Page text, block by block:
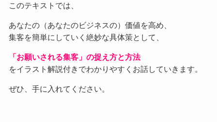
このテキストでは、
あなたの（あなたのビジネスの）価値を高め、
集客を簡単にしていく絶妙な具体策として、
「お願いされる集客」の捉え方と方法
をイラスト解説付きでわかりやすくお話していきます。
ぜひ、手に入れてください。